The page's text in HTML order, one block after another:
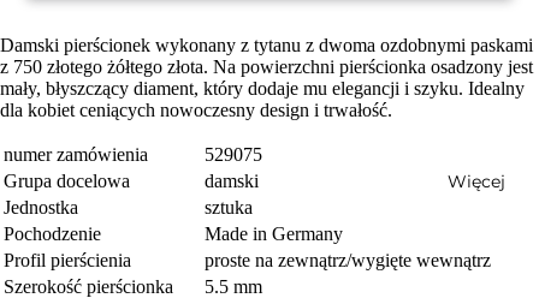
Więcej
Damski pierścionek wykonany z tytanu z dwoma ozdobnymi paskami
z 750 złotego żółtego złota. Na powierzchni pierścionka osadzony jest
mały, błyszczący diament, który dodaje mu elegancji i szyku. Idealny
dla kobiet ceniących nowoczesny design i trwałość.
numer zamówienia
529075
Grupa docelowa
damski
Jednostka
sztuka
Pochodzenie
Made in Germany
Profil pierścienia
proste na zewnątrz/wygięte wewnątrz
Szerokość pierścionka
5.5 mm